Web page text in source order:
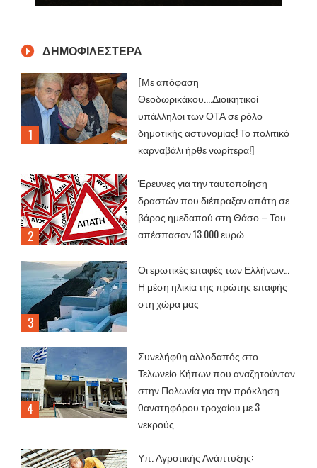
ΔΗΜΟΦΙΛΕΣΤΕΡΑ
[Με απόφαση
Θεοδωρικάκου....Διοικητικοί
υπάλληλοι των ΟΤΑ σε ρόλο
δημοτικής αστυνομίας! Το πολιτικό
καρναβάλι ήρθε νωρίτερα!]
Έρευνες για την ταυτοποίηση
δραστών που διέπραξαν απάτη σε
βάρος ημεδαπού στη Θάσο – Του
απέσπασαν 13.000 ευρώ
Οι ερωτικές επαφές των Ελλήνων…
Η μέση ηλικία της πρώτης επαφής
στη χώρα μας
Συνελήφθη αλλοδαπός στο
Τελωνείο Κήπων που αναζητούνταν
στην Πολωνία για την πρόκληση
θανατηφόρου τροχαίου με 3
νεκρούς
Υπ. Αγροτικής Ανάπτυξης: